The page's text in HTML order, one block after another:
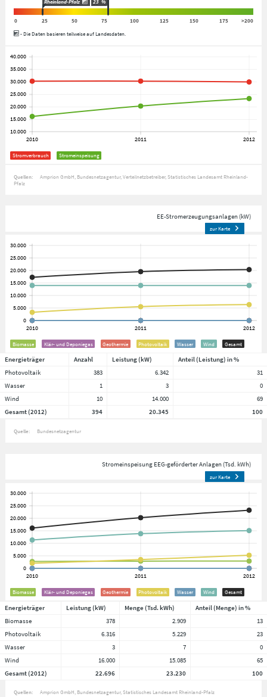
Rheinland-Pfalz 23 %
0 25 50 75 100 125 150 175
>200
- Die Daten basieren teilweise auf Landesdaten.
Stromverbrauch Stromeinspeisung
Quellen: Amprion GmbH Bundesnetzagentur Verteilnetzbetreiber Statistisches Landesamt Rheinland-
Pfalz
EE-Stromerzeugungsanlagen (kW)
zur Karte
Biomasse Klär- und Deponiegas Geothermie Photovoltaik Wasser Wind Gesamt
Energieträger Anzahl Leistung (kW)
Anteil (Leistung) in %
Photovoltaik
383 6.342
31
Wasser
1 3
0
Wind
10 14.000
69
Gesamt (2012)
394 20.345 100
Quelle: Bundesnetzagentur
Stromeinspeisung EEG-geförderter Anlagen (Tsd. kWh)
zur Karte
Biomasse Klär- und Deponiegas Geothermie Photovoltaik Wasser Wind Gesamt
Energieträger Leistung (kW) Menge (Tsd. kWh)
Anteil (Menge) in %
Biomasse
378 2.909
13
Photovoltaik
6.316 5.229
23
Wasser
3 7
0
Wind
16.000 15.085
65
Gesamt (2012)
22.696 23.230 100
Quellen: Amprion GmbH Bundesnetzagentur Statistisches Landesamt Rheinland-Pfalz